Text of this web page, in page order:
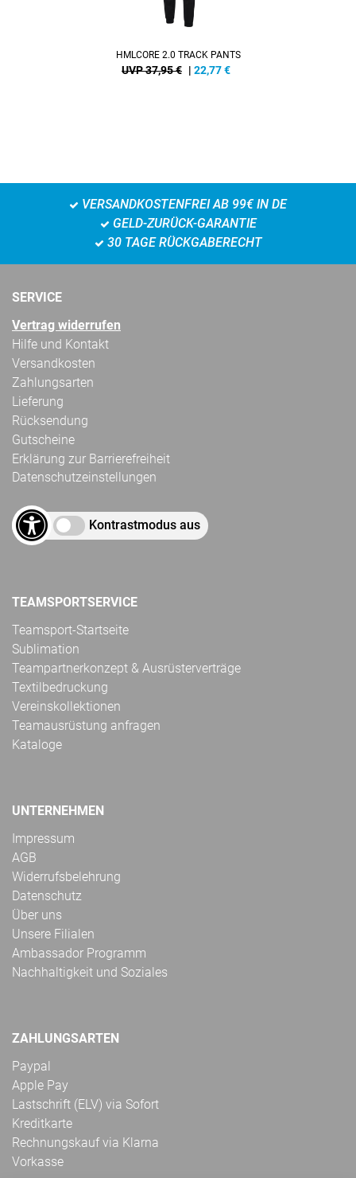
HMLCORE 2.0 TRACK PANTS
UVP 37,95 € | 22,77€
VERSANDKOSTENFREI AB 99€ IN DE
GELD-ZURÜCK-GARANTIE
30 TAGE RÜCKGABERECHT
SERVICE
Vertrag widerrufen
Hilfe und Kontakt
Versandkosten
Zahlungsarten
Lieferung
Rücksendung
Gutscheine
Erklärung zur Barrierefreiheit
Datenschutzeinstellungen
Kontrastmodus aus
TEAMSPORTSERVICE
Teamsport-Startseite
Sublimation
Teampartnerkonzept & Ausrüsterverträge
Textilbedruckung
Vereinskollektionen
Teamausrüstung anfragen
Kataloge
UNTERNEHMEN
Impressum
AGB
Widerrufsbelehrung
Datenschutz
Über uns
Unsere Filialen
Ambassador Programm
Nachhaltigkeit und Soziales
ZAHLUNGSARTEN
Paypal
Apple Pay
Lastschrift (ELV) via Sofort
Kreditkarte
Rechnungskauf via Klarna
Vorkasse